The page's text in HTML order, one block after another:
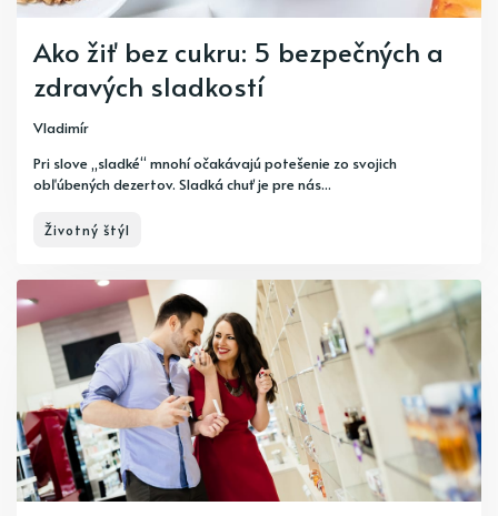
Ako žiť bez cukru: 5 bezpečných a
zdravých sladkostí
Vladimír
Pri slove „sladké“ mnohí očakávajú potešenie zo svojich
obľúbených dezertov. Sladká chuť je pre nás...
Životný štýl